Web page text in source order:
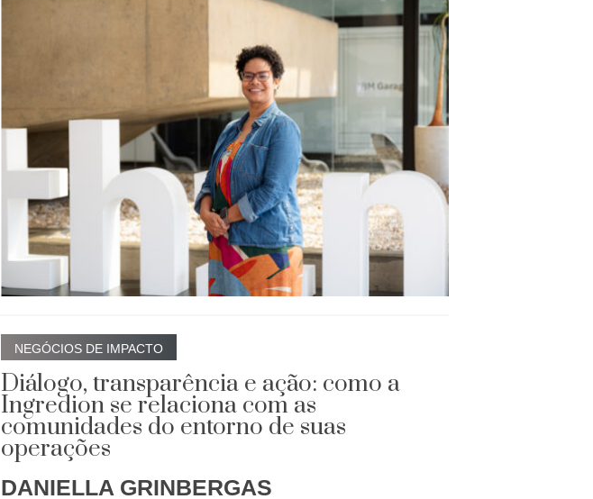
NEGÓCIOS DE IMPACTO
Diálogo, transparência e ação: como a
Ingredion se relaciona com as
comunidades do entorno de suas
operações
DANIELLA GRINBERGAS